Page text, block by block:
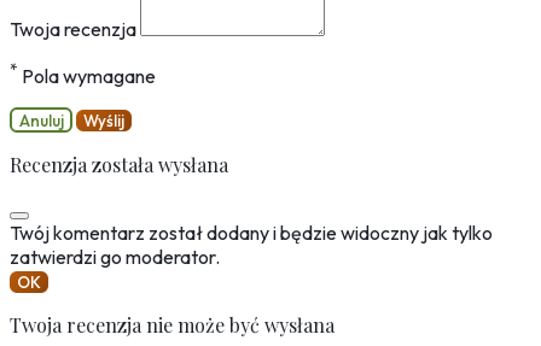
Twoja recenzja
* Pola wymagane
Anuluj Wyślij
Recenzja została wysłana
Twój komentarz został dodany i będzie widoczny jak tylko
zatwierdzi go moderator.
OK
Twoja recenzja nie może być wysłana